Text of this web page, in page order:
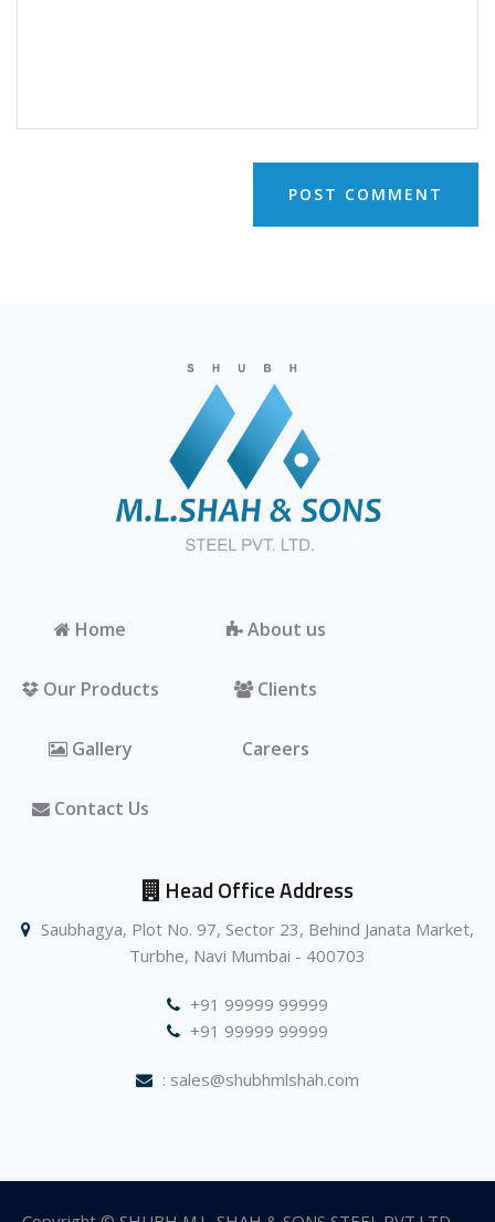
Home About us
Our Products Clients
Gallery Careers
Contact Us
Head Office Address
Saubhagya, Plot No. 97, Sector 23, Behind Janata Market,
Turbhe, Navi Mumbai - 400703
+91 99999 99999
+91 99999 99999
: sales@shubhmlshah.com